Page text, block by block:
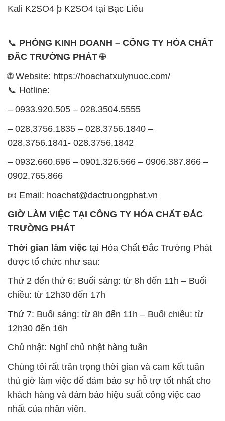
Kali K2SO4 þ K2SO4 tại Bạc Liêu
📞 PHÒNG KINH DOANH – CÔNG TY HÓA CHẤT
ĐẮC TRƯỜNG PHÁT🌐
🌐 Website: https://hoachatxulynuoc.com/
📞 Hotline:
– 0933.920.505 – 028.3504.5555
– 028.3756.1835 – 028.3756.1840 –
028.3756.1841- 028.3756.1842
– 0932.660.696 – 0901.326.566 – 0906.387.866 –
0902.765.866
📧 Email: hoachat@dactruongphat.vn
GIỜ LÀM VIỆC TẠI CÔNG TY HÓA CHẤT ĐẮC
TRƯỜNG PHÁT
Thời gian làm việc tại Hóa Chất Đắc Trường Phát
được tổ chức như sau:
Thứ 2 đến thứ 6: Buổi sáng: từ 8h đến 11h – Buổi
chiều: từ 12h30 đến 17h
Thứ 7: Buổi sáng: từ 8h đến 11h – Buổi chiều: từ
12h30 đến 16h
Chủ nhật: Nghỉ chủ nhật hàng tuần
Chúng tôi rất trân trọng thời gian và cam kết tuân
thủ giờ làm việc để đảm bảo sự hỗ trợ tốt nhất cho
khách hàng và đảm bảo hiệu suất công việc cao
nhất của nhân viên.